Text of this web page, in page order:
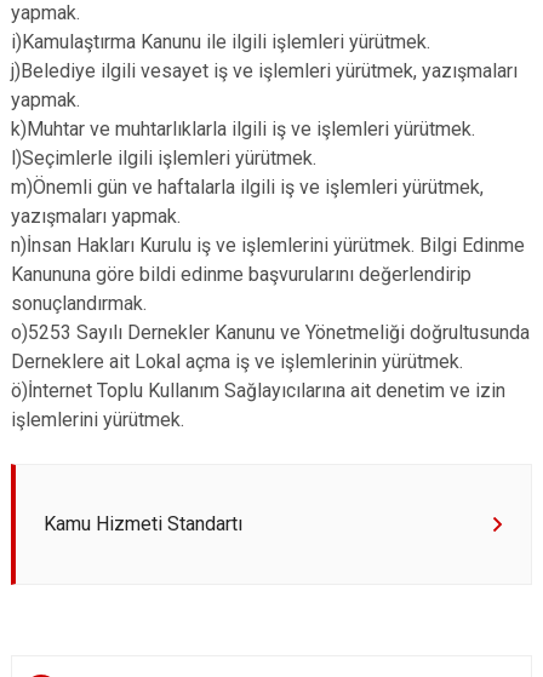
yapmak.
i)Kamulaştırma Kanunu ile ilgili işlemleri yürütmek.
j)Belediye ilgili vesayet iş ve işlemleri yürütmek, yazışmaları
yapmak.
k)Muhtar ve muhtarlıklarla ilgili iş ve işlemleri yürütmek.
l)Seçimlerle ilgili işlemleri yürütmek.
m)Önemli gün ve haftalarla ilgili iş ve işlemleri yürütmek,
yazışmaları yapmak.
n)İnsan Hakları Kurulu iş ve işlemlerini yürütmek. Bilgi Edinme
Kanununa göre bildi edinme başvurularını değerlendirip
sonuçlandırmak.
o)5253 Sayılı Dernekler Kanunu ve Yönetmeliği doğrultusunda
Derneklere ait Lokal açma iş ve işlemlerinin yürütmek.
ö)İnternet Toplu Kullanım Sağlayıcılarına ait denetim ve izin
işlemlerini yürütmek.
Kamu Hizmeti Standartı